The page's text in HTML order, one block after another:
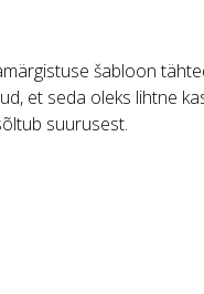
šabloon
et seda oleks lihtne
suurusest.